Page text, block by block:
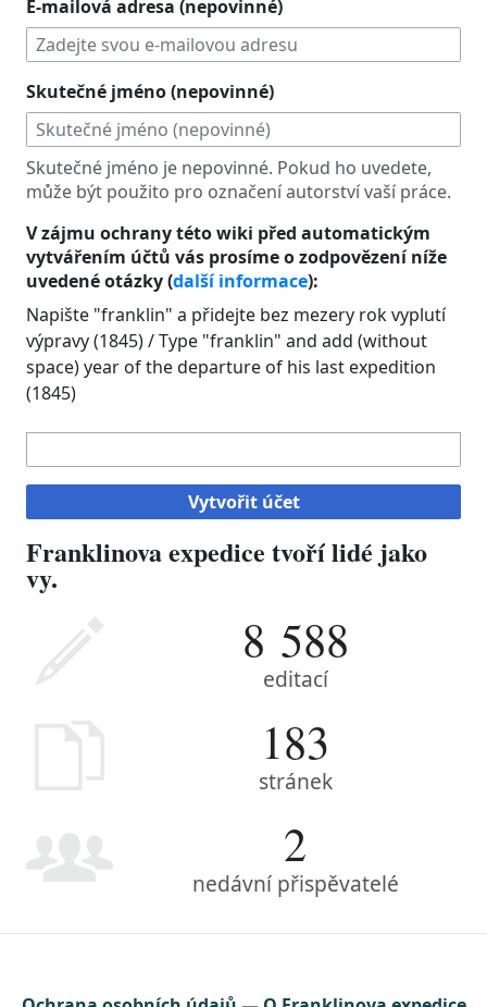
E-mailová adresa (nepovinné)
Skutečné jméno (nepovinné)
Skutečné jméno je nepovinné. Pokud ho uvedete,
může být použito pro označení autorství vaší práce.
V zájmu ochrany této wiki před automatickým
vytvářením účtů vás prosíme o zodpovězení níže
uvedené otázky (další informace):
Napište "franklin" a přidejte bez mezery rok vyplutí
výpravy (1845) / Type "franklin" and add (without
space) year of the departure of his last expedition
(1845)
Vytvořit účet
Franklinova expedice tvoří lidé jako
vy.
8 588
editací
183
stránek
2
nedávní přispěvatelé